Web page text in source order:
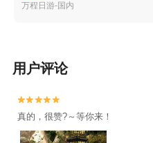
万程日游-国内
用户评论


真的，很赞?～等你来！